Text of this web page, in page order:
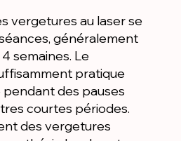
vergetures au laser se
généralement
semaines. Le
pratique
des pauses
courtes périodes.
des vergetures